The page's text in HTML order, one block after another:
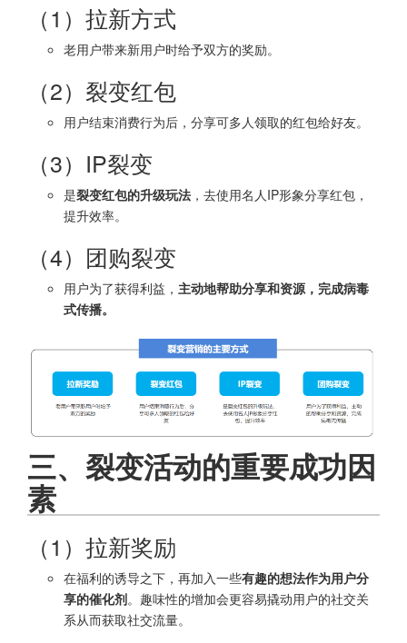
（1）拉新方式
老用户带来新用户时给予双方的奖励。
（2）裂变红包
用户结束消费行为后，分享可多人领取的红包给好友。
（3）IP裂变
是裂变红包的升级玩法 ，去使用名人IP形象分享红包，
提升效率。
（4）团购裂变
用户为了获得利益， 主动地帮助分享和资源，完成病毒
式传播。
三、裂变活动的重要成功因
素
（1）拉新奖励
在福利的诱导之下，再加入一些有趣的想法作为用户分
享的催化剂。趣味性的增加会更容易撬动用户的社交关
系从而获取社交流量。